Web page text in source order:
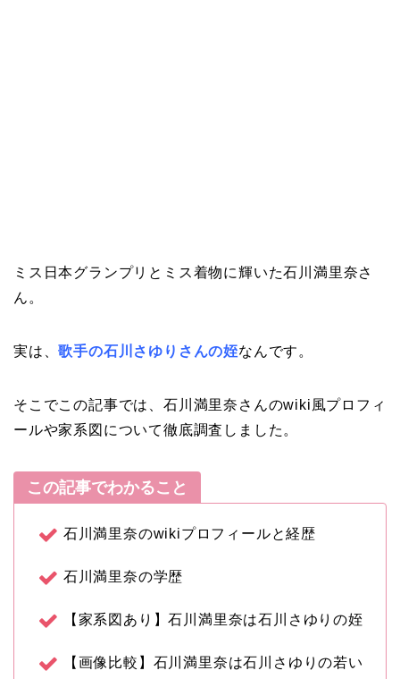
ミス日本グランプリとミス着物に輝いた石川満里奈さ
ん。
実は、歌手の石川さゆりさんの姪なんです。
そこでこの記事では、石川満里奈さんのwiki風プロフィ
ールや家系図について徹底調査しました。
この記事でわかること
石川満里奈のwikiプロフィールと経歴
石川満里奈の学歴
【家系図あり】石川満里奈は石川さゆりの姪
【画像比較】石川満里奈は石川さゆりの若い